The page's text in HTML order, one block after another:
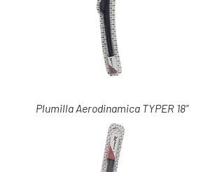
Plumilla Aerodinamica TYPER 18"